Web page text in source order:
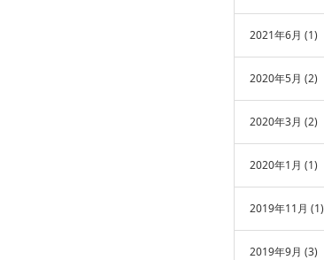
2021年6月 (1)
2020年5月 (2)
2020年3月 (2)
2020年1月 (1)
2019年11月 (1)
2019年9月 (3)